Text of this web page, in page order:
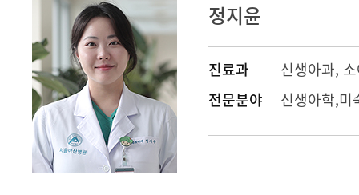
정지윤
진료과 신생아과,
전문분야
신생아학,미